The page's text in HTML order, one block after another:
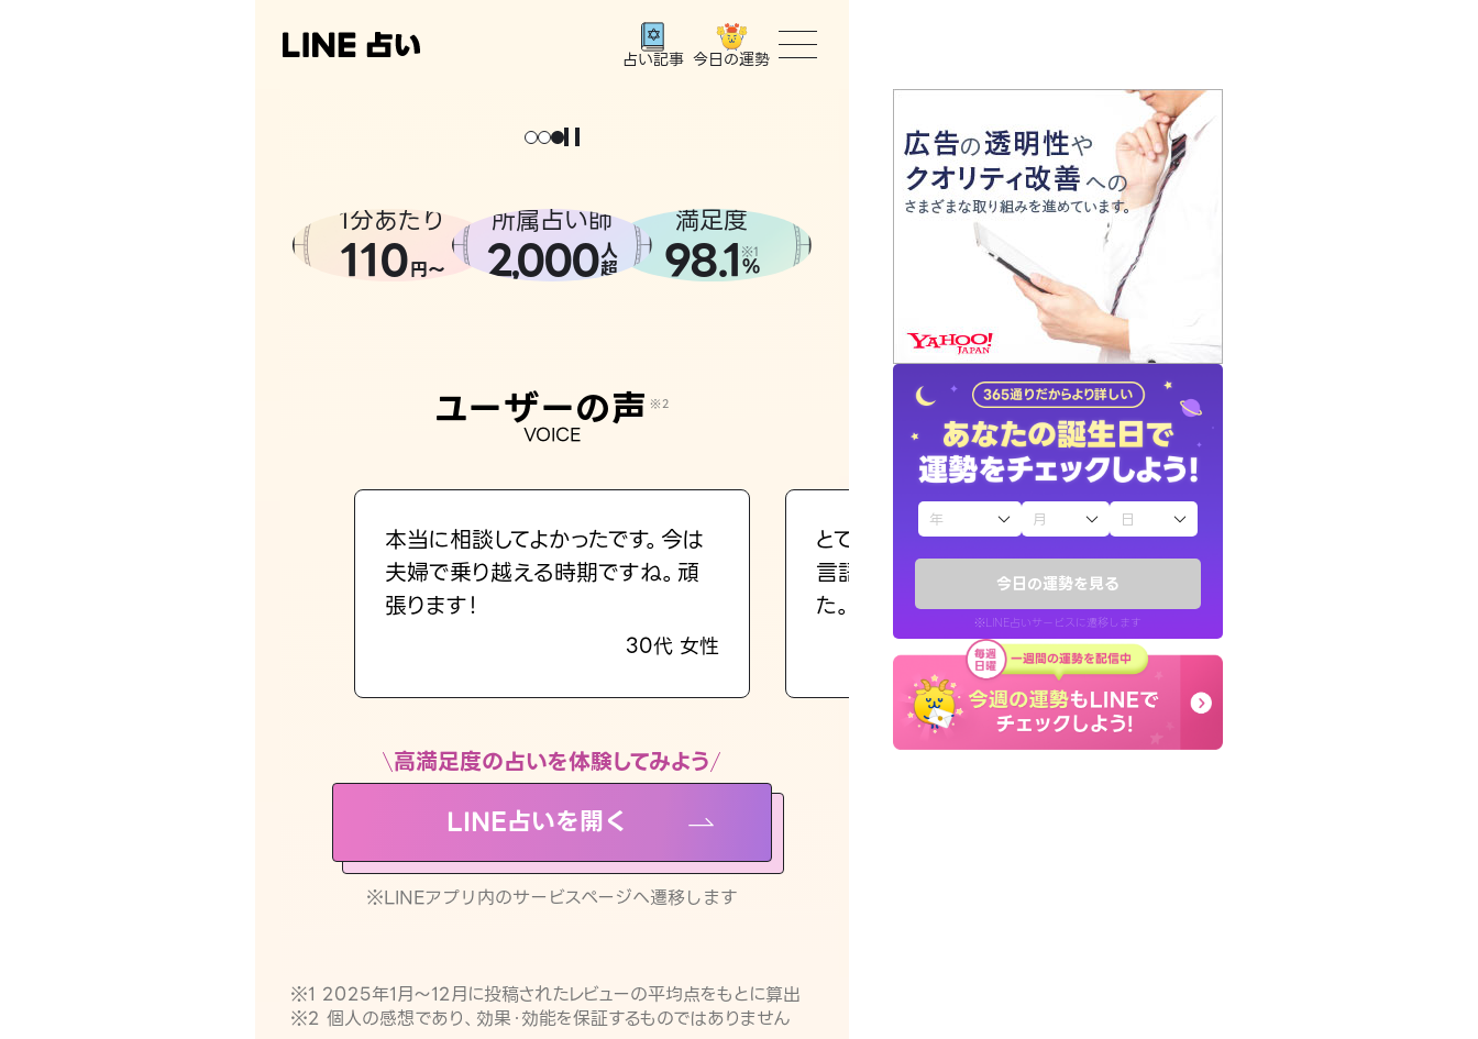
今日の運勢を見る
※LINE占いサービスに遷移します
占い記事 今日の運勢
トップ
ユーザーの声
占いの流れ
おすすめの占い師
よくある質問
えもじの子（占）12星座占い
お知らせ
1分あたり
110円〜
所属占い師
2,000人
超
満足度
98.1 ※1
%
ユーザーの声 ※2
VOICE
本当に相談してよかったです。今は
夫婦で乗り越える時期ですね。頑
張ります！
30代 女性
とても的確で感じていた違和感を
言語化してくれたので腑に落ちまし
た。
30代 女性
高満足度の占いを体験してみよう
LINE占いを開く
※LINEアプリ内のサービスページへ遷移します
※1 2025年1月〜12月に投稿されたレビューの平均点をもとに算出
※2 個人の感想であり、効果・効能を保証するものではありません